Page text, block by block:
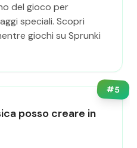
del gioco per
speciali. Scopri
giochi su Sprunki
#5
posso creare in